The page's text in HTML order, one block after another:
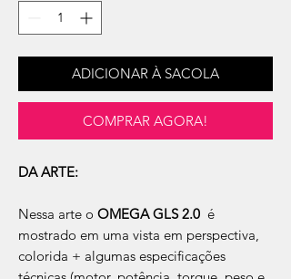
ADICIONAR À SACOLA
COMPRAR AGORA!
DA ARTE:
Nessa arte o OMEGA GLS 2.0 é
mostrado em uma vista em perspectiva,
colorida + algumas especificações